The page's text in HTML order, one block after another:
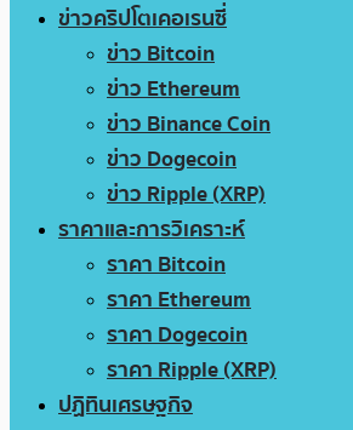
ข่าวคริปโตเคอเรนซี่
ข่าว Bitcoin
ข่าว Ethereum
ข่าว Binance Coin
ข่าว Dogecoin
ข่าว Ripple (XRP)
ราคาและการวิเคราะห์
ราคา Bitcoin
ราคา Ethereum
ราคา Dogecoin
ราคา Ripple (XRP)
ปฏิทินเศรษฐกิจ